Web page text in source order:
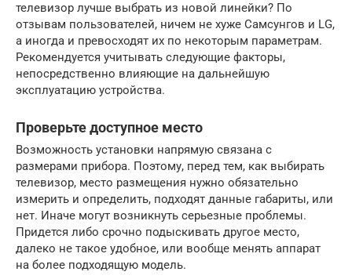
телевизор лучше выбрать из новой линейки? По
отзывам пользователей, ничем не хуже Самсунгов и LG,
а иногда и превосходят их по некоторым параметрам.
Рекомендуется учитывать следующие факторы,
непосредственно влияющие на дальнейшую
эксплуатацию устройства.
Проверьте доступное место
Возможность установки напрямую связана с
размерами прибора. Поэтому, перед тем, как выбирать
телевизор, место размещения нужно обязательно
измерить и определить, подходят данные габариты, или
нет. Иначе могут возникнуть серьезные проблемы.
Придется либо срочно подыскивать другое место,
далеко не такое удобное, или вообще менять аппарат
на более подходящую модель.